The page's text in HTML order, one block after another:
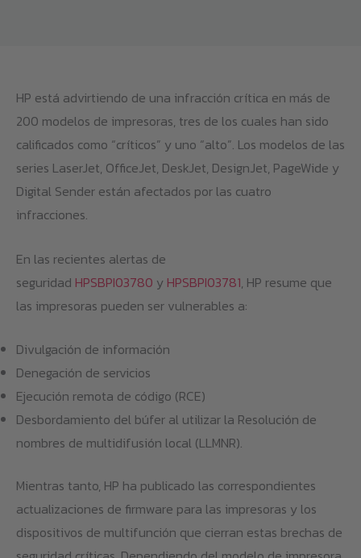
HP está advirtiendo de una infracción crítica en más de
200 modelos de impresoras, tres de los cuales han sido
calificados como “críticos” y uno “alto”. Los modelos de las
series LaserJet, OfficeJet, DeskJet, DesignJet, PageWide y
Digital Sender están afectados por las cuatro
infracciones.
En las recientes alertas de
seguridad HPSBPI03780 y HPSBPI03781, HP resume que
las impresoras pueden ser vulnerables a:
Divulgación de información
Denegación de servicios
Ejecución remota de código (RCE)
Desbordamiento del búfer al utilizar la Resolución de
nombres de multidifusión local (LLMNR).
Mientras tanto, HP ha publicado las correspondientes
actualizaciones de firmware para las impresoras y los
dispositivos de multifunción que cierran estas brechas de